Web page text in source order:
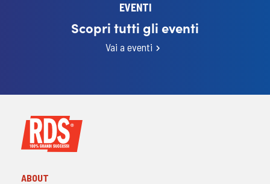
EVENTI
Scopri tutti gli eventi
Vai a eventi
ABOUT